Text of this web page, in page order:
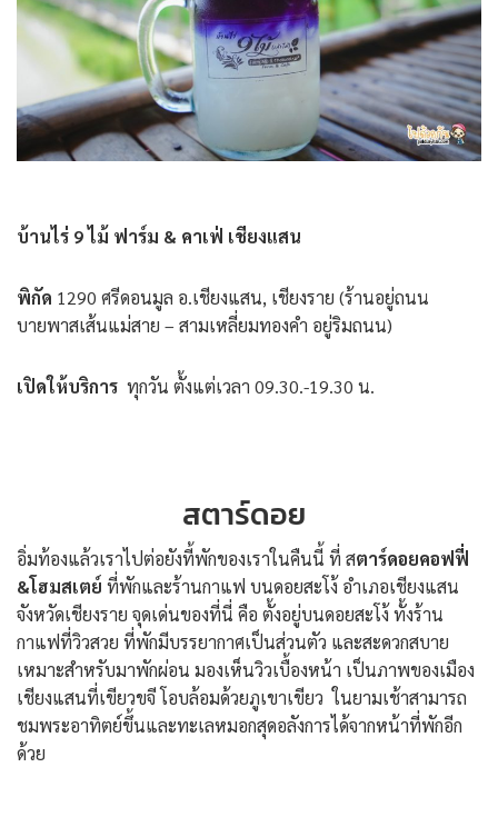
บ้านไร่ 9 ไม้ ฟาร์ม & คาเฟ่ เชียงแสน
พิกัด 1290 ศรีดอนมูล อ.เชียงแสน, เชียงราย (ร้านอยู่ถนน
บายพาสเส้นแม่สาย – สามเหลี่ยมทองคำ อยู่ริมถนน)
เปิดให้บริการ ทุกวัน ตั้งแต่เวลา 09.30.-19.30 น.
สตาร์ดอย
อิ่มท้องแล้วเราไปต่อยังที้พักของเราในคืนนี้ ที่ สตาร์ดอยคอฟฟี่
&โฮมสเตย์ ที่พักและร้านกาแฟ บนดอยสะโง้ อำเภอเชียงแสน
จังหวัดเชียงราย จุดเด่นของที่นี่ คือ ตั้งอยู่บนดอยสะโง้ ทั้งร้าน
กาแฟที่วิวสวย ที่พักมีบรรยากาศเป็นส่วนตัว และสะดวกสบาย
เหมาะสำหรับมาพักผ่อน มองเห็นวิวเบื้องหน้า เป็นภาพของเมือง
เชียงแสนที่เขียวขจี โอบล้อมด้วยภูเขาเขียว ในยามเช้าสามารถ
ชมพระอาทิตย์ขึ้นและทะเลหมอกสุดอลังการได้จากหน้าที่พักอีก
ด้วย